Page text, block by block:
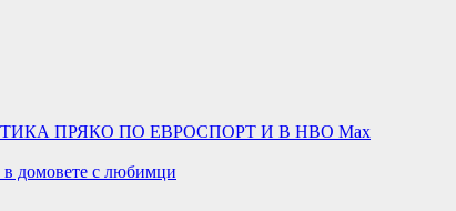
ПРЯКО ПО ЕВРОСПОРТ И В НВО Мах
в домовете с любимци